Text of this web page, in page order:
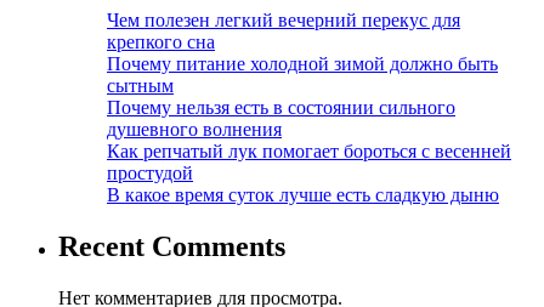
Чем полезен легкий вечерний перекус для
крепкого сна
Почему питание холодной зимой должно быть
сытным
Почему нельзя есть в состоянии сильного
душевного волнения
Как репчатый лук помогает бороться с весенней
простудой
В какое время суток лучше есть сладкую дыню
Recent Comments
Нет комментариев для просмотра.